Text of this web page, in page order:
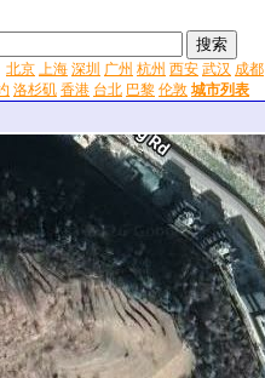
北京 上海 深圳 广州 杭州 西安 武汉 成都
洛杉矶 香港 台北 巴黎 伦敦 城市列表